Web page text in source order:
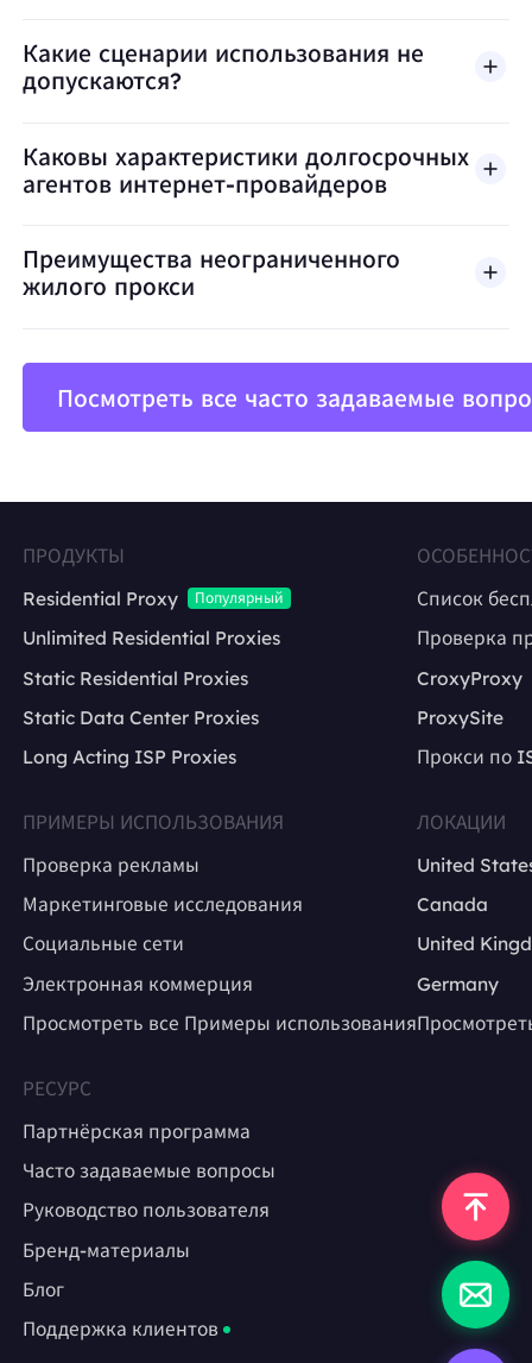
Какие сценарии использования не
допускаются?
BestProxy не поддерживает мошенничество,
Каковы характеристики долгосрочных
агентов интернет-провайдеров
Преимущества неограниченного
жилого прокси
Посмотреть все часто задаваемые
ПРОДУКТЫ
Residential Proxy
Популярный
Unlimited Residential Proxies
Static Residential Proxies
Static Data Center Proxies
Long Acting ISP Proxies
Список
Проверка
CroxyProxy
ProxySite
Прокси по
ПРИМЕРЫ ИСПОЛЬЗОВАНИЯ
Проверка рекламы
Маркетинговые исследования
Социальные сети
Электронная коммерция
Просмотреть все Примеры использования
ЛОКАЦИИ
United
Canada
United
Germany
РЕСУРС
Партнёрская программа
Часто задаваемые вопросы
Руководство пользователя
Бренд-материалы
Блог
Поддержка клиентов